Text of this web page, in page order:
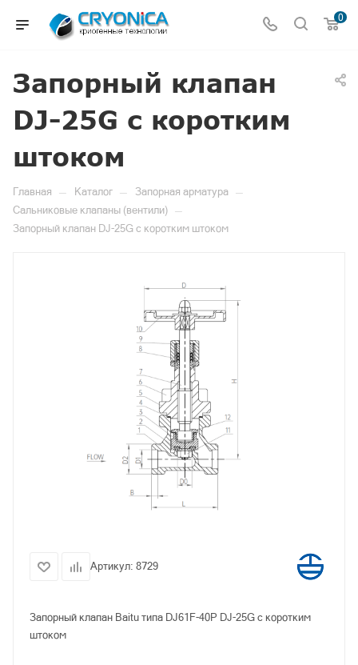
0
Запорный клапан
DJ-25G с коротким
штоком
Главная — Каталог — Запорная арматура —
Сальниковые клапаны (вентили) —
Запорный клапан DJ-25G с коротким штоком
Артикул: 8729
Запорный клапан Baitu типа DJ61F-40P DJ-25G с коротким
штоком